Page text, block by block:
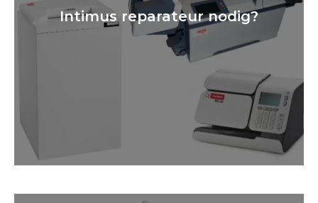
Intimus reparateur nodig?